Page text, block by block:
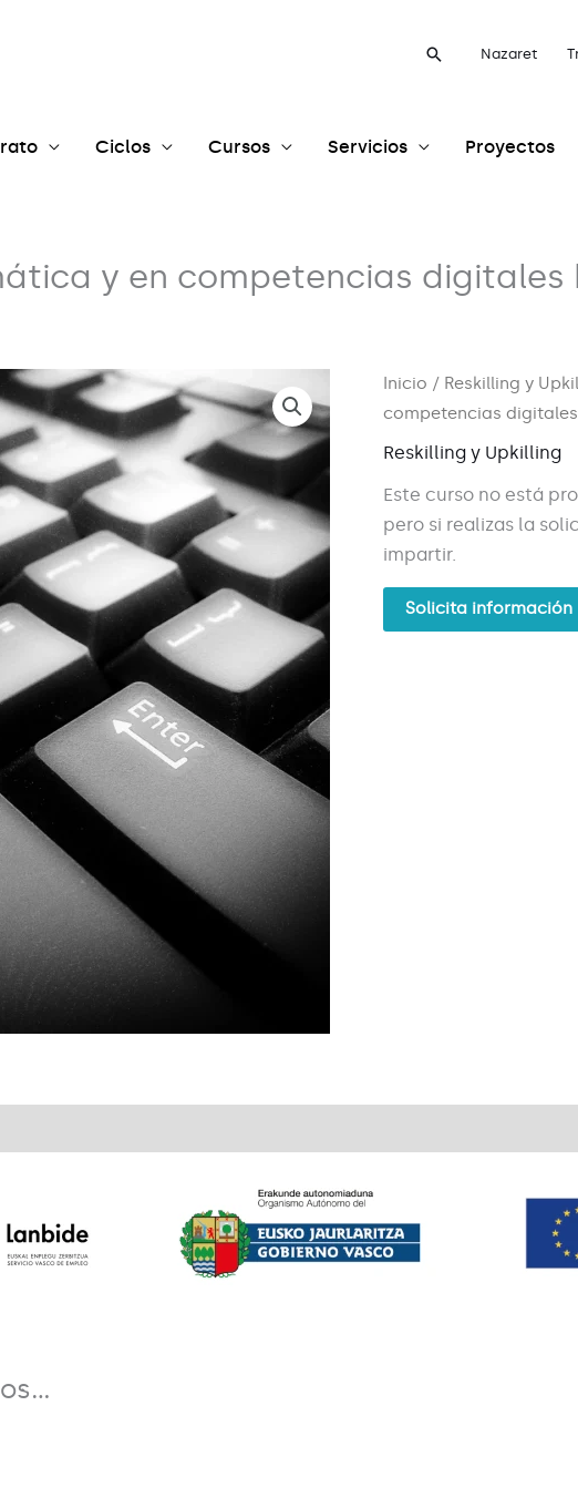
BuscarNazaret
Ciclos Cursos Servicios Proyectos
y en competencias digitales
Inicio / Reskilling y
competencias
Reskilling y Upkilling
Este curso no está
pero si realizas la
impartir.
Solicita información